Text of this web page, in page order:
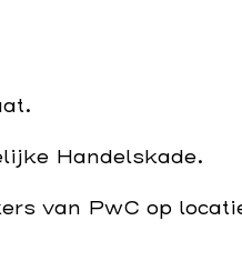
.
Handelskade.
van PwC op